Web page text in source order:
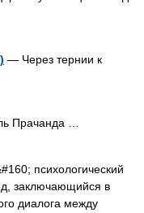
— Через тернии к
Прачанда …
психологический
заключающийся в
диалога между